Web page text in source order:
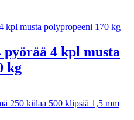
4 kpl musta
kg